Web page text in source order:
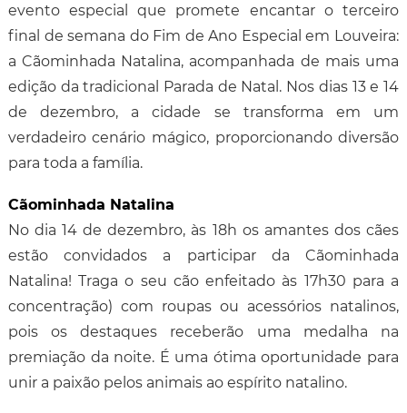
evento especial que promete encantar o terceiro
final de semana do Fim de Ano Especial em Louveira:
a Cãominhada Natalina, acompanhada de mais uma
edição da tradicional Parada de Natal. Nos dias 13 e 14
de dezembro, a cidade se transforma em um
verdadeiro cenário mágico, proporcionando diversão
para toda a família.
Cãominhada Natalina
No dia 14 de dezembro, às 18h os amantes dos cães
estão convidados a participar da Cãominhada
Natalina! Traga o seu cão enfeitado às 17h30 para a
concentração) com roupas ou acessórios natalinos,
pois os destaques receberão uma medalha na
premiação da noite. É uma ótima oportunidade para
unir a paixão pelos animais ao espírito natalino.